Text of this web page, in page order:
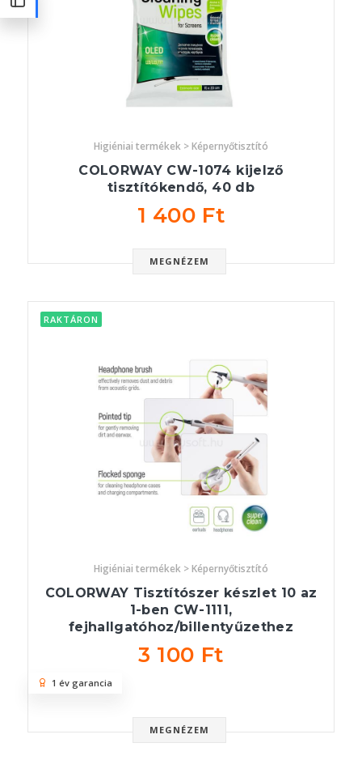
Higiéniai termékek > Képernyőtisztító
COLORWAY CW-1074 kijelző
tisztítókendő, 40 db
1 400 Ft
MEGNÉZEM
RAKTÁRON
Higiéniai termékek > Képernyőtisztító
COLORWAY Tisztítószer készlet 10 az
1-ben CW-1111,
fejhallgatóhoz/billentyűzethez
3 100 Ft
MEGNÉZEM
1 év garancia